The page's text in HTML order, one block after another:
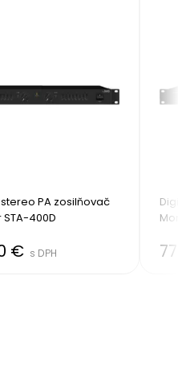
PA zosilňovač
400D
€ s DPH